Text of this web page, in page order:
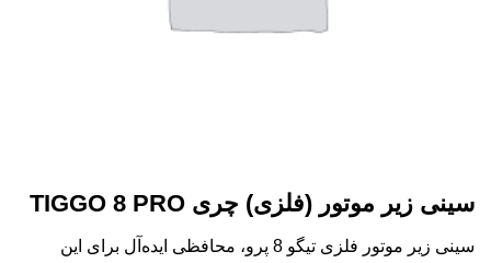
سینی زیر موتور (فلزی) چری TIGGO 8 PRO
سینی زیر موتور فلزی تیگو 8 پرو، محافظی ایده‌آل برای این